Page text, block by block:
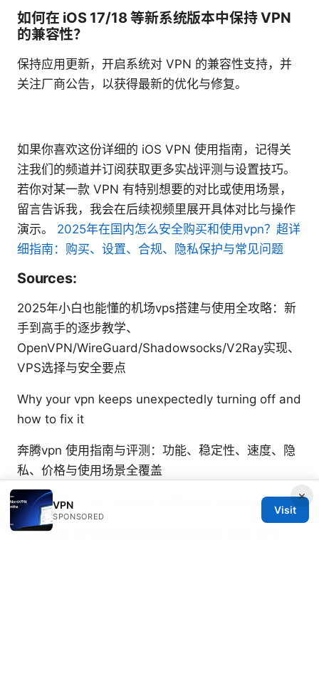
如何在 iOS 17/18 等新系统版本中保持 VPN
的兼容性？
保持应用更新，开启系统对 VPN 的兼容性支持，并
关注厂商公告，以获得最新的优化与修复。
如果你喜欢这份详细的 iOS VPN 使用指南，记得关
注我们的频道并订阅获取更多实战评测与设置技巧。
若你对某一款 VPN 有特别想要的对比或使用场景，
留言告诉我，我会在后续视频里展开具体对比与操作
演示。 2025年在国内怎么安全购买和使用vpn？超详
细指南：购买、设置、合规、隐私保护与常见问题
Sources:
2025年小白也能懂的机场vps搭建与使用全攻略：新
手到高手的逐步教学、
OpenVPN/WireGuard/Shadowsocks/V2Ray实现、
VPS选择与安全要点
Why your vpn keeps unexpectedly turning off and
how to fix it
奔腾vpn 使用指南与评测：功能、稳定性、速度、隐
私、价格与使用场景全覆盖
Cyberghost vpn chrome extension download file
Openvpn tls handshake failed heres how to fix it
×
VPN
SPONSORED
Visit